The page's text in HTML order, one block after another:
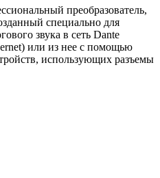
преобразователь,
специально для
звука в сеть Dante
или из нее с помощью
использующих разъемы